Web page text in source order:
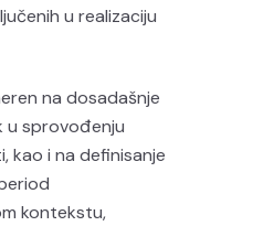
u realizaciju
na dosadašnje
u sprovođenju
kao i na definisanje
kontekstu,